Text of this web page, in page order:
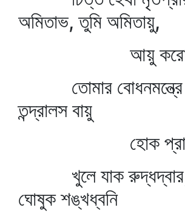
অমিতাভ, তুমি অমিতায়ু,
আয়ু করো
তোমার বোধনমন্ত্রে
তন্দ্রালস বায়ু
হোক
খুলে যাক রুদ্ধদ্বার,
ঘোষুক শঙ্খধ্বনি